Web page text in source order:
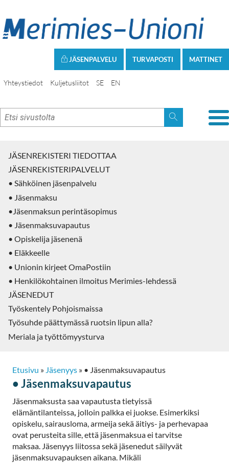
MATTINET
TURVAPOSTI
JÄSENPALVELU
Yhteystiedot Kuljetusliitot SE EN
JÄSENREKISTERI TIEDOTTAA
JÄSENREKISTERIPALVELUT
• Sähköinen jäsenpalvelu
• Jäsenmaksu
•Jäsenmaksun perintäsopimus
• Jäsenmaksuvapautus
• Opiskelija jäsenenä
• Eläkkeelle
• Unionin kirjeet OmaPostiin
• Henkilökohtainen ilmoitus Merimies-lehdessä
JÄSENEDUT
Työskentely Pohjoismaissa
Työsuhde päättymässä ruotsin lipun alla?
Meriala ja työttömyysturva
Etusivu » Jäsenyys » • Jäsenmaksuvapautus
• Jäsenmaksuvapautus
Jäsenmaksusta saa vapautusta tietyissä
elämäntilanteissa, jolloin palkka ei juokse. Esimerkiksi
opiskelu, sairausloma, armeija sekä äitiys- ja perhevapaa
ovat perusteita sille, että jäsenmaksua ei tarvitse
maksaa. Jäsenyys liitossa sekä jäsenedut säilyvät
jäsenmaksuvapauksen aikana. Mikäli